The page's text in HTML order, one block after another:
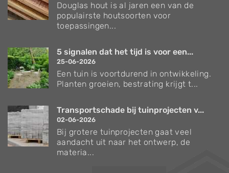
Douglas hout is al jaren een van de
populairste houtsoorten voor
toepassingen...
5 signalen dat het tijd is voor een...
25-06-2026
Een tuin is voortdurend in ontwikkeling.
Planten groeien, bestrating krijgt t...
Transportschade bij tuinprojecten v...
02-06-2026
Bij grotere tuinprojecten gaat veel
aandacht uit naar het ontwerp, de
materia...